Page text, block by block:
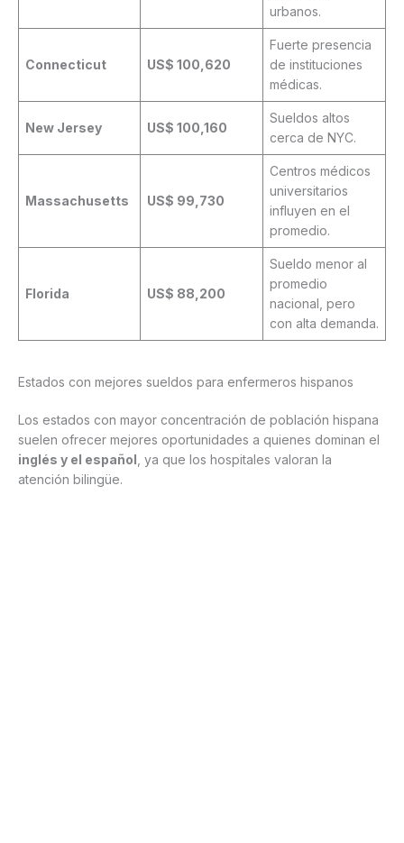
urbanos.
Connecticut US$ 100,620
Fuerte presencia
de instituciones
médicas.
New Jersey US$ 100,160
Sueldos altos
cerca de NYC.
Massachusetts US$ 99,730
Centros médicos
universitarios
influyen en el
promedio.
Florida US$ 88,200
Sueldo menor al
promedio
nacional, pero
con alta demanda.
Estados con mejores sueldos para enfermeros hispanos
Los estados con mayor concentración de población hispana
suelen ofrecer mejores oportunidades a quienes dominan el
inglés y el español , ya que los hospitales valoran la
atención bilingüe.